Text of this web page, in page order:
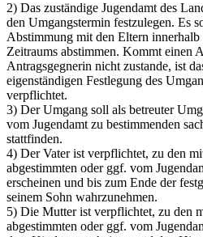
2) Das zuständige Jugendamt des
den Umgangstermin festzulegen. Es
Abstimmung mit den Eltern
Zeitraums abstimmen. Kommt einen
Antragsgegnerin nicht zustande, ist
eigenständigen Festlegung des
verpflichtet.
3) Der Umgang soll als betreuter
vom Jugendamt zu bestimmenden
stattfinden.
4) Der Vater ist verpflichtet, zu den
abgestimmten oder ggf. vom
erscheinen und bis zum Ende der
seinem Sohn wahrzunehmen.
5) Die Mutter ist verpflichtet, zu den
abgestimmten oder ggf. vom